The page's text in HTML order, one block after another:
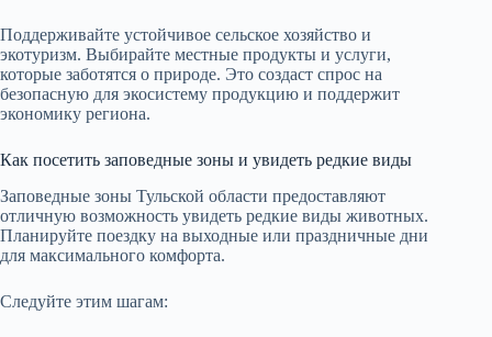
Поддерживайте устойчивое сельское хозяйство и
экотуризм. Выбирайте местные продукты и услуги,
которые заботятся о природе. Это создаст спрос на
безопасную для экосистему продукцию и поддержит
экономику региона.
Как посетить заповедные зоны и увидеть редкие виды
Заповедные зоны Тульской области предоставляют
отличную возможность увидеть редкие виды животных.
Планируйте поездку на выходные или праздничные дни
для максимального комфорта.
Следуйте этим шагам: